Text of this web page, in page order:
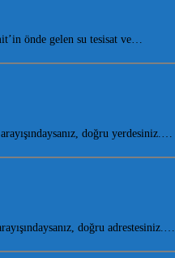
önde gelen su tesisat ve…
doğru yerdesiniz.…
doğru adrestesiniz.…